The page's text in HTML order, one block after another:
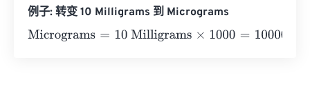
例子: 转变 10 Milligrams 到 Micrograms
Micrograms=10 Milligrams×1000= 10000 Micrograms